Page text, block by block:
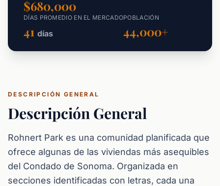
$680,000
DÍAS PROMEDIO EN EL MERCADO
41 días
POBLACIÓN
44,000+
DESCRIPCIÓN GENERAL
Descripción General
Rohnert Park es una comunidad planificada que
ofrece algunas de las viviendas más asequibles
del Condado de Sonoma. Organizada en
secciones identificadas con letras, cada una